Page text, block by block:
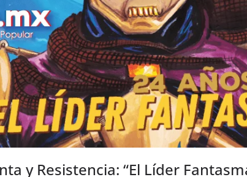
y Resistencia: “El Líder